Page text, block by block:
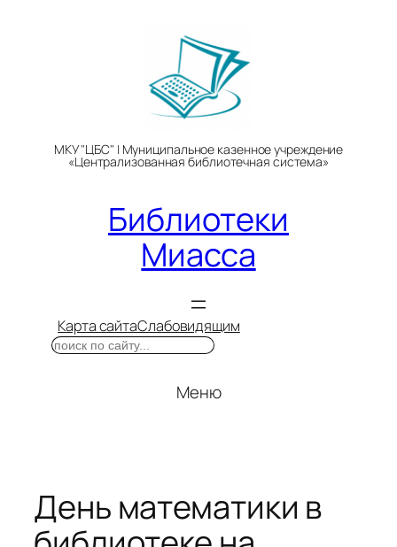
МКУ "ЦБС" | Муниципальное казенное учреждение
«Централизованная библиотечная система»
Библиотеки
Миасса
Карта сайтаСлабовидящим
Поиск
Меню
День математики в